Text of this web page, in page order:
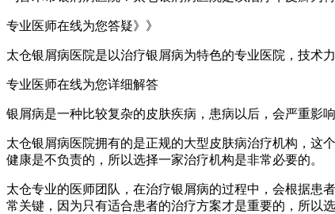
专业医师在线为您答疑》》
太仓银屑病医院是以治疗银屑病为特色的专业医院，技术力
专业医师在线为您详细解答
银屑病是一种比较复杂的皮肤疾病，患病以后，会严重影
太仓银屑病医院拥有的是正规的大型皮肤病治疗机构，这
健康是不负责的，所以选择一家治疗机构是非常必要的。
太仓专业的医师团队，在治疗银屑病的过程中，会根据患
常关键，因为只有适合患者的治疗方案才是重要的，所以